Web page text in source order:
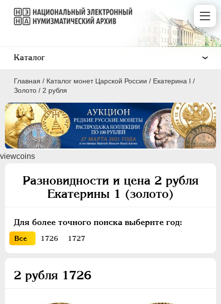
Главная / Каталог монет Царской России / Екатерина I /
Золото / 2 рубля
viewcoins
Разновидности и цена 2 рубля
Екатерины 1 (золото)
Для более точного поиска выберите год:
Все 1726 1727
2 рубля 1726
Каталог
ПEТР I 1699 - 1725
ЕКАТЕРИНА I
Золото
Серебро
Медь
Медные платы
ПЕТР II 1727-1729